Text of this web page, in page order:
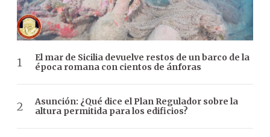
El mar de Sicilia devuelve restos de un barco de la
época romana con cientos de ánforas
Asunción: ¿Qué dice el Plan Regulador sobre la
altura permitida para los edificios?